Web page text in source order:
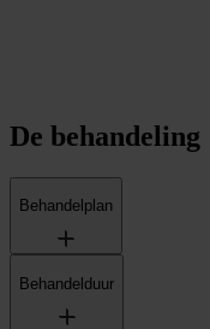
De behandeling
Behandelplan
Behandelduur